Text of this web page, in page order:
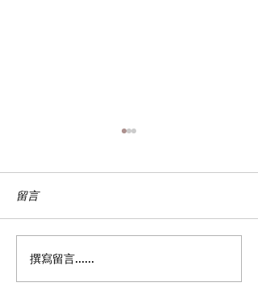
中醫生活雜誌訪問 2026
年6月---- 夏日養心中醫法
留言
撰寫留言......